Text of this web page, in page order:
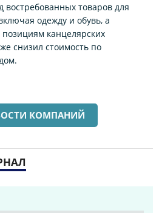
востребованных товаров для
одежду и обувь, а
канцелярских
снизил стоимость по
КОМПАНИЙ